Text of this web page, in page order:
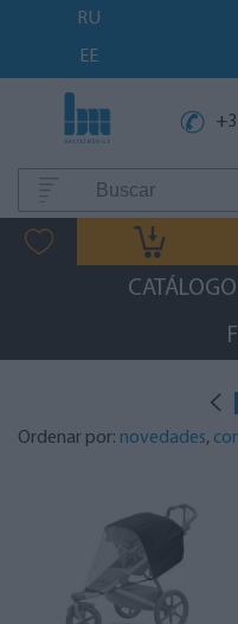
RU
EE
Ordenar por: novedades,